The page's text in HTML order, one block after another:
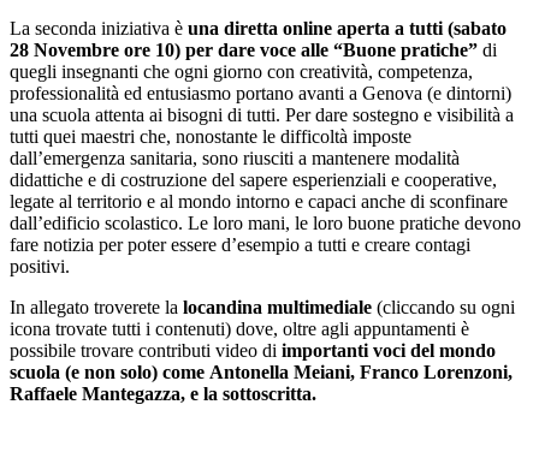
La seconda iniziativa è una diretta online aperta a tutti (sabato
28 Novembre ore 10) per dare voce alle “Buone pratiche” di
quegli insegnanti che ogni giorno con creatività, competenza,
professionalità ed entusiasmo portano avanti a Genova (e dintorni)
una scuola attenta ai bisogni di tutti. Per dare sostegno e visibilità a
tutti quei maestri che, nonostante le difficoltà imposte
dall’emergenza sanitaria, sono riusciti a mantenere modalità
didattiche e di costruzione del sapere esperienziali e cooperative,
legate al territorio e al mondo intorno e capaci anche di sconfinare
dall’edificio scolastico. Le loro mani, le loro buone pratiche devono
fare notizia per poter essere d’esempio a tutti e creare contagi
positivi.
In allegato troverete la locandina multimediale (cliccando su ogni
icona trovate tutti i contenuti) dove, oltre agli appuntamenti è
possibile trovare contributi video di importanti voci del mondo
scuola (e non solo) come Antonella Meiani, Franco Lorenzoni,
Raffaele Mantegazza, e la sottoscritta.